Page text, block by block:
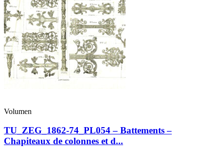
Volumen
TU_ZEG_1862-74_PL054 – Battements –
Chapiteaux de colonnes et d...